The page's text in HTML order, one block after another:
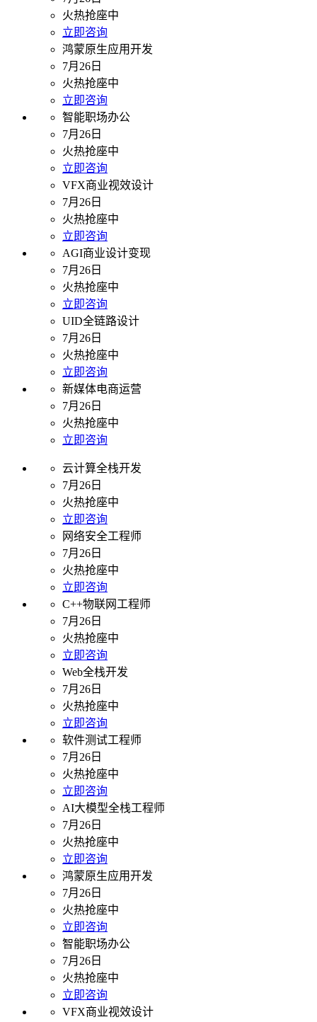
火热抢座中
立即咨询
鸿蒙原生应用开发
7月26日
火热抢座中
立即咨询
智能职场办公
7月26日
火热抢座中
立即咨询
VFX商业视效设计
7月26日
火热抢座中
立即咨询
AGI商业设计变现
7月26日
火热抢座中
立即咨询
UID全链路设计
7月26日
火热抢座中
立即咨询
新媒体电商运营
7月26日
火热抢座中
立即咨询
云计算全栈开发
7月26日
火热抢座中
立即咨询
网络安全工程师
7月26日
火热抢座中
立即咨询
C++物联网工程师
7月26日
火热抢座中
立即咨询
Web全栈开发
7月26日
火热抢座中
立即咨询
软件测试工程师
7月26日
火热抢座中
立即咨询
AI大模型全栈工程师
7月26日
火热抢座中
立即咨询
鸿蒙原生应用开发
7月26日
火热抢座中
立即咨询
智能职场办公
7月26日
火热抢座中
立即咨询
VFX商业视效设计